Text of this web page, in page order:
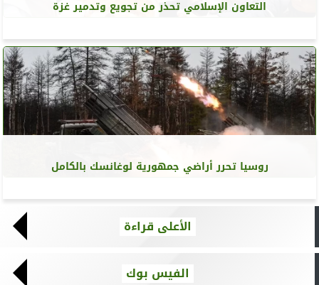
التعاون الإسلامي تحذر من تجويع وتدمير غزة
روسيا تحرر أراضي جمهورية لوغانسك بالكامل
الأعلى قراءة
الفيس بوك